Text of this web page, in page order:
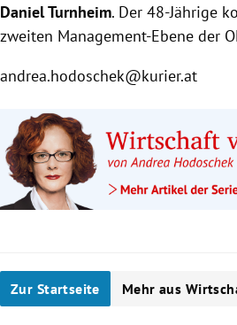
Daniel Turnheim. Der 48-Jährige
zweiten Management-Ebene der
andrea.hodoschek@kurier.at
Zur Startseite Mehr aus